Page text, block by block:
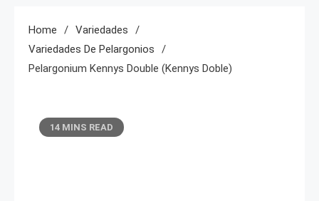
Home
Variedades
Variedades De Pelargonios
Pelargonium Kennys Double (Kennys Doble)
14 MINS READ